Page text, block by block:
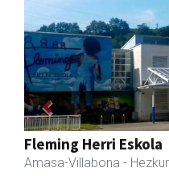
Akam espazioa
Amasa-Villabona
Previous